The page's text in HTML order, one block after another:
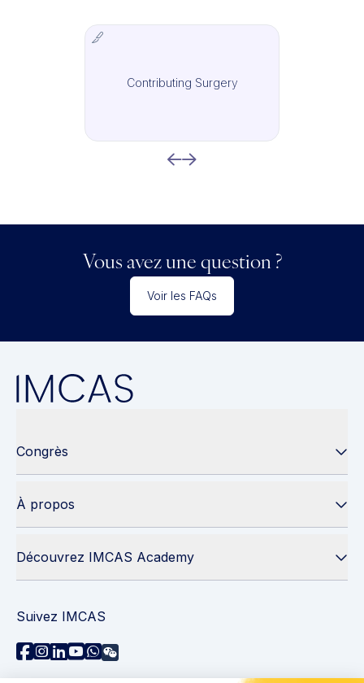
IMCAS Surgery
Contributing Surgery
Vous avez une question ?
Voir les FAQs
Congrès
À propos
Découvrez IMCAS Academy
Suivez IMCAS